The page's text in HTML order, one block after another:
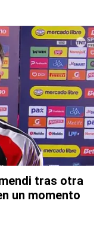
tras otra
un momento